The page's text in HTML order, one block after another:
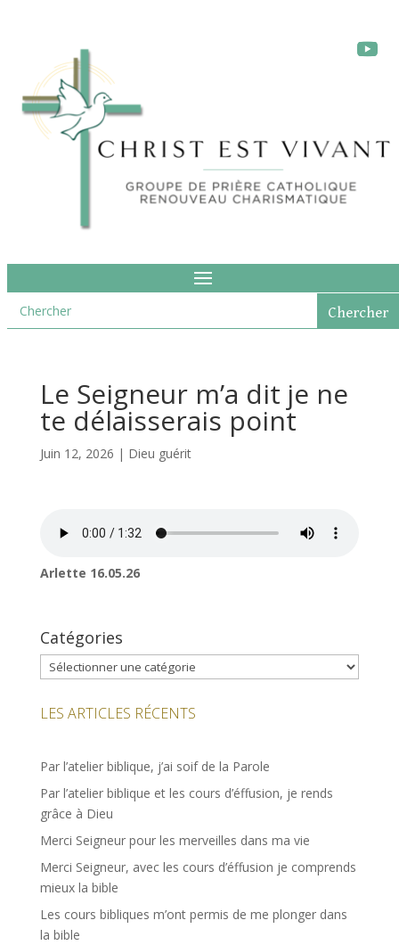
Le Seigneur m’a dit je ne
te délaisserais point
Juin 12, 2026 | Dieu guérit
Arlette 16.05.26
Catégories
Catégories
LES ARTICLES RÉCENTS
Par l’atelier biblique, j’ai soif de la Parole
Par l’atelier biblique et les cours d’éffusion, je rends
grâce à Dieu
Merci Seigneur pour les merveilles dans ma vie
Merci Seigneur, avec les cours d’éffusion je comprends
mieux la bible
Les cours bibliques m’ont permis de me plonger dans
la bible